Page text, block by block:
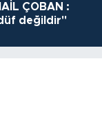
ÇOBAN :
değildir"